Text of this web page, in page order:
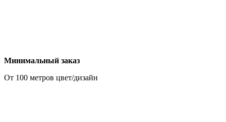
Минимальный заказ
От 100 метров цвет/дизайн